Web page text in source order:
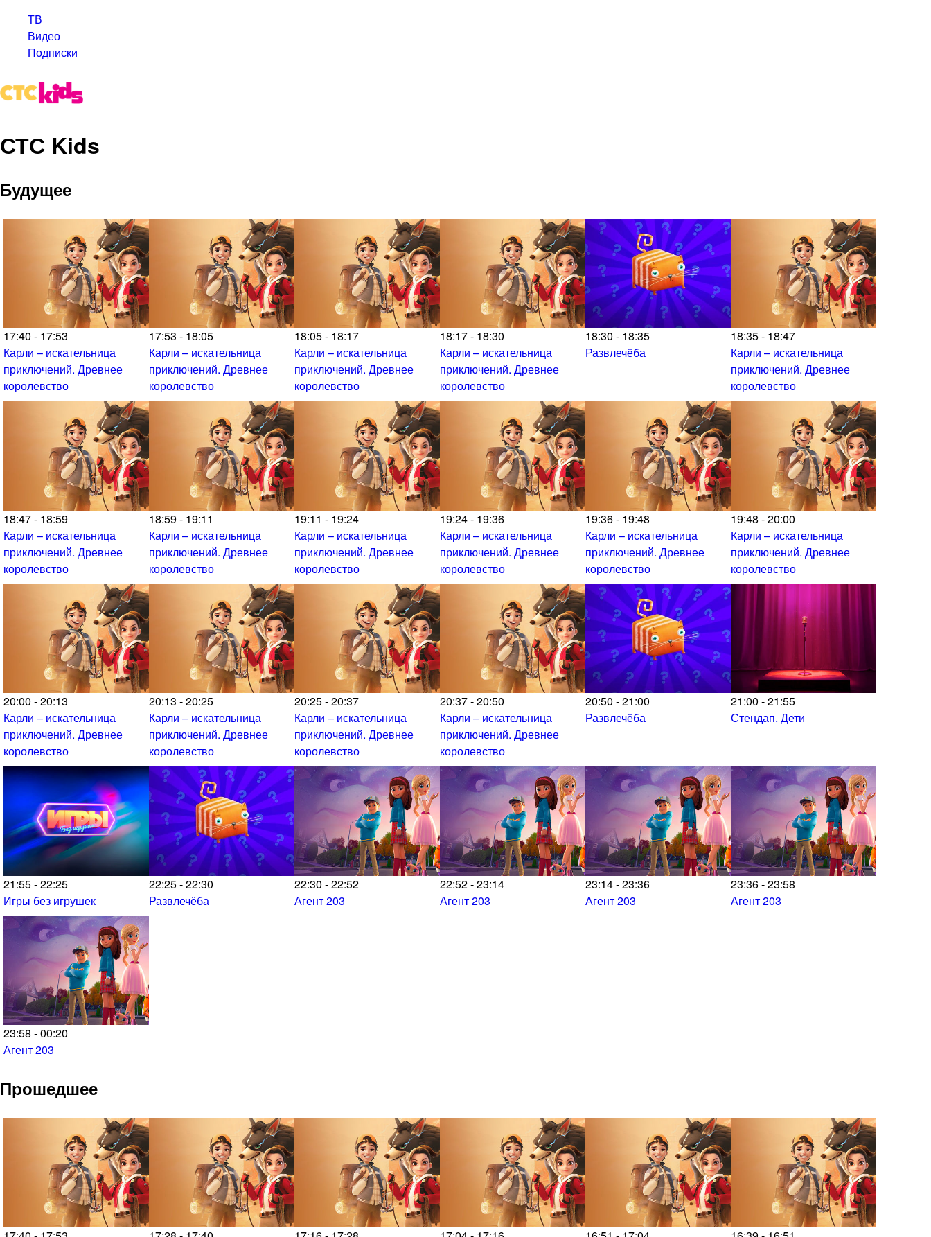
ТВ
Видео
Подписки
СТС Kids
Будущее
17:40 - 17:53
Карли – искательница
приключений. Древнее
королевство
17:53 - 18:05
Карли – искательница
приключений. Древнее
королевство
18:05 - 18:17
Карли – искательница
приключений. Древнее
королевство
18:17 - 18:30
Карли – искательница
приключений. Древнее
королевство
18:30 - 18:35
Развлечёба
18:35 - 18:47
Карли – искательница
приключений. Древнее
королевство
18:47 - 18:59
Карли – искательница
приключений. Древнее
королевство
18:59 - 19:11
Карли – искательница
приключений. Древнее
королевство
19:11 - 19:24
Карли – искательница
приключений. Древнее
королевство
19:24 - 19:36
Карли – искательница
приключений. Древнее
королевство
19:36 - 19:48
Карли – искательница
приключений. Древнее
королевство
19:48 - 20:00
Карли – искательница
приключений. Древнее
королевство
20:00 - 20:13
Карли – искательница
приключений. Древнее
королевство
20:13 - 20:25
Карли – искательница
приключений. Древнее
королевство
20:25 - 20:37
Карли – искательница
приключений. Древнее
королевство
20:37 - 20:50
Карли – искательница
приключений. Древнее
королевство
20:50 - 21:00
Развлечёба
21:00 - 21:55
Стендап. Дети
21:55 - 22:25
Игры без игрушек
22:25 - 22:30
Развлечёба
22:30 - 22:52
Агент 203
22:52 - 23:14
Агент 203
23:14 - 23:36
Агент 203
23:36 - 23:58
Агент 203
23:58 - 00:20
Агент 203
Прошедшее